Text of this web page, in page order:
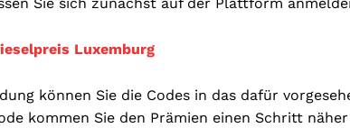
Sie sich zunächst auf der Plattform
Luxemburg
können Sie die Codes in das dafür
kommen Sie den Prämien einen Schritt